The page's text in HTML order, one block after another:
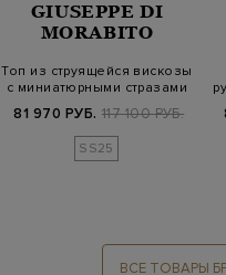
GIUSEPPE DI
MORABITO
Топ из струящейся вискозы
с миниатюрными стразами
81 970 РУБ. 117 100 РУБ.
SS25
ВСЕ ТОВАРЫ